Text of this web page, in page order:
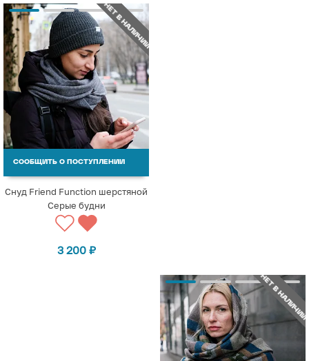
НЕТ В НАЛИЧИИ
СООБЩИТЬ О ПОСТУПЛЕНИИ
Снуд Friend Function шерстяной
Серые будни
3 200 ₽
НЕТ В НАЛИЧИИ